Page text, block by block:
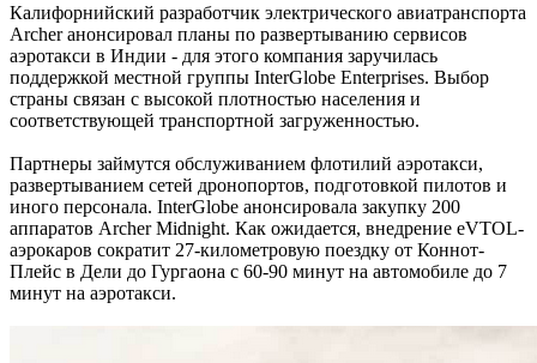
Калифорнийский разработчик электрического авиатранспорта
Archer анонсировал планы по развертыванию сервисов
аэротакси в Индии - для этого компания заручилась
поддержкой местной группы InterGlobe Enterprises. Выбор
страны связан с высокой плотностью населения и
соответствующей транспортной загруженностью.
Партнеры займутся обслуживанием флотилий аэротакси,
развертыванием сетей дронопортов, подготовкой пилотов и
иного персонала. InterGlobe анонсировала закупку 200
аппаратов Archer Midnight. Как ожидается, внедрение eVTOL-
аэрокаров сократит 27-километровую поездку от Коннот-
Плейс в Дели до Гургаона с 60-90 минут на автомобиле до 7
минут на аэротакси.